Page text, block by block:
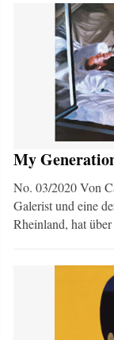
My
No. 03/2020 Von
Galerist und eine
Rheinland, hat